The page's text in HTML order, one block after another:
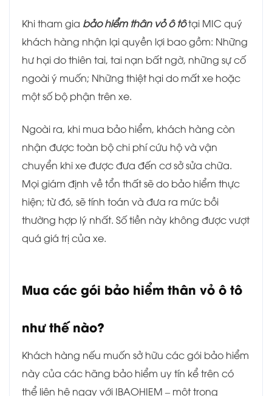
Khi tham gia bảo hiểm thân vỏ ô tôtại MIC quý
khách hàng nhận lại quyền lợi bao gồm: Những
hư hại do thiên tai, tai nạn bất ngờ, những sự cố
ngoài ý muốn; Những thiệt hại do mất xe hoặc
một số bộ phận trên xe.
Ngoài ra, khi mua bảo hiểm, khách hàng còn
nhận được toàn bộ chi phí cứu hộ và vận
chuyển khi xe được đưa đến cơ sở sửa chữa.
Mọi giám định về tổn thất sẽ do bảo hiểm thực
hiện; từ đó, sẽ tính toán và đưa ra mức bồi
thường hợp lý nhất. Số tiền này không được vượt
quá giá trị của xe.
Mua các gói bảo hiểm thân vỏ ô tô
như thế nào?
Khách hàng nếu muốn sở hữu các gói bảo hiểm
nàycủa các hãng bảo hiểm uy tín kể trên có
thể liên hệ ngay với IBAOHIEM – một trong